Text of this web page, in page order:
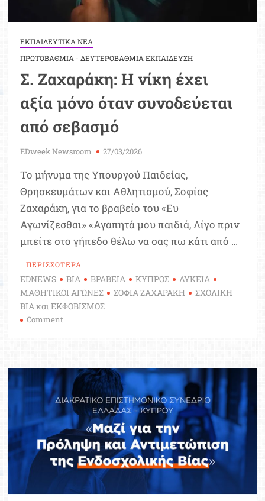
ΕΚΠΑΙΔΕΥΤΙΚΑ ΝΕΑ
ΠΡΩΤΟΒΑΘΜΙΑ - ΔΕΥΤΕΡΟΒΑΘΜΙΑ ΕΚΠΑΙΔΕΥΣΗ
Σ. Ζαχαράκη: Η νίκη έχει
αξία μόνο όταν συνοδεύεται
από σεβασμό
EDweek Newsroom 27/03/2026
Το μήνυμα της Υπουργού Παιδείας,
Θρησκευμάτων και Αθλητισμού, Σοφίας
Ζαχαράκη, για το βραβείο του «Ευ
Αγωνίζεσθαι» «Αγαπητά μου παιδιά, Λίγο πριν
μπείτε στο γήπεδο θέλω να σας πω κάτι από …
ΠΕΡΙΣΣΟΤΕΡΑ
EDNEWS ΒΙΑ ΒΡΑΒΕΙΑ ΚΥΠΡΟΣ
ΛΥΚΕΙΑ
ΜΑΘΗΤΙΚΟΙ ΑΓΩΝΕΣ
ΣΟΦΙΑ ΖΑΧΑΡΑΚΗ
ΣΧΟΛΙΚΗ
ΒΙΑ και ΕΚΦΟΒΙΣΜΟΣ
Comment
νίκη
έχει
αξία
μόνο
όταν
συνοδεύεται
από
σεβασμό